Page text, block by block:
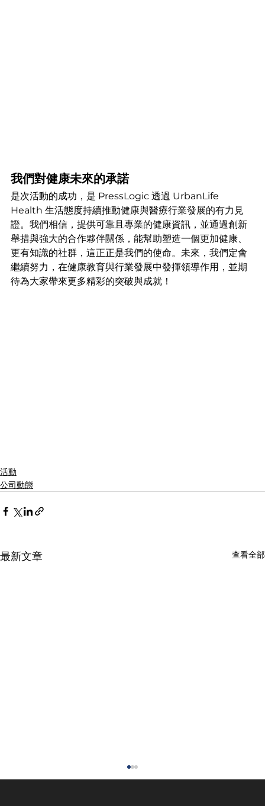
我們對健康未來的承諾
是次活動的成功，是 PressLogic 透過 UrbanLife
Health 生活態度持續推動健康與醫療行業發展的有力見
證。我們相信，提供可靠且專業的健康資訊，並通過創新
舉措與強大的合作夥伴關係，能幫助塑造一個更加健康、
更有知識的社群，這正正是我們的使命。未來，我們定會
繼續努力，在健康教育與行業發展中發揮領導作用，並期
待為大家帶來更多精彩的突破與成就！
活動
公司動態
最新文章 查看全部